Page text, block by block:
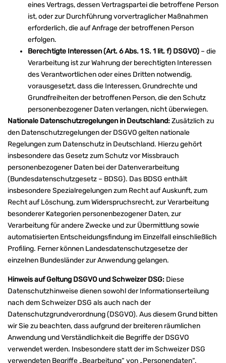
eines Vertrags, dessen Vertragspartei die betroffene Person
ist, oder zur Durchführung vorvertraglicher Maßnahmen
erforderlich, die auf Anfrage der betroffenen Person
erfolgen.
Berechtigte Interessen (Art. 6 Abs. 1 S. 1 lit. f) DSGVO) – die
Verarbeitung ist zur Wahrung der berechtigten Interessen
des Verantwortlichen oder eines Dritten notwendig,
vorausgesetzt, dass die Interessen, Grundrechte und
Grundfreiheiten der betroffenen Person, die den Schutz
personenbezogener Daten verlangen, nicht überwiegen.
Nationale Datenschutzregelungen in Deutschland:Zusätzlich zu
den Datenschutzregelungen der DSGVO gelten nationale
Regelungen zum Datenschutz in Deutschland. Hierzu gehört
insbesondere das Gesetz zum Schutz vor Missbrauch
personenbezogener Daten bei der Datenverarbeitung
(Bundesdatenschutzgesetz – BDSG). Das BDSG enthält
insbesondere Spezialregelungen zum Recht auf Auskunft, zum
Recht auf Löschung, zum Widerspruchsrecht, zur Verarbeitung
besonderer Kategorien personenbezogener Daten, zur
Verarbeitung für andere Zwecke und zur Übermittlung sowie
automatisierten Entscheidungsfindung im Einzelfall einschließlich
Profiling. Ferner können Landesdatenschutzgesetze der
einzelnen Bundesländer zur Anwendung gelangen.
Hinweis auf Geltung DSGVO und Schweizer DSG: Diese
Datenschutzhinweise dienen sowohl der Informationserteilung
nach dem Schweizer DSG als auch nach der
Datenschutzgrundverordnung (DSGVO). Aus diesem Grund bitten
wir Sie zu beachten, dass aufgrund der breiteren räumlichen
Anwendung und Verständlichkeit die Begriffe der DSGVO
verwendet werden. Insbesondere statt der im Schweizer DSG
verwendeten Begriffe „Bearbeitung“ von „Personendaten“,